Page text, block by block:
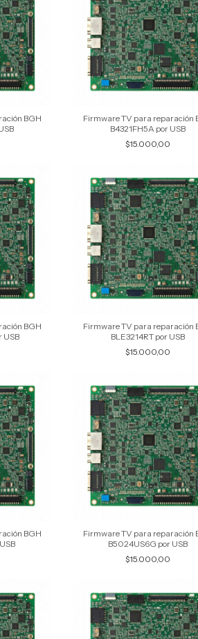
BGH
Firmware TV para reparación
B4321FH5A por USB
$15.000,00
BGH
USB
Firmware TV para reparación
BLE3214RT por USB
$15.000,00
BGH
Firmware TV para reparación
B5024US6G por USB
$15.000,00